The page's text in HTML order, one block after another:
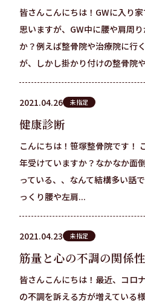
皆さんこんにちは！GWに入り
思いますが、GW中に腰や肩周
か？例えば整骨院や治療院に行
が、しかし掛かり付けの整骨院
2021.04.26 未指定
健康診断
こんにちは！笹塚整骨院です！
年受けていますか？なかなか面
っている、、なんて結構多い話
っくり腰や左肩...
2021.04.23 未指定
筋量と心の不調の関係性
皆さんこんにちは！最近、コロ
の不調を訴える方が増えている